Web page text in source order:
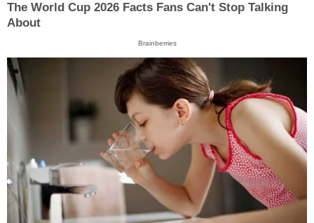
The World Cup 2026 Facts Fans Can't Stop Talking
About
Brainberries